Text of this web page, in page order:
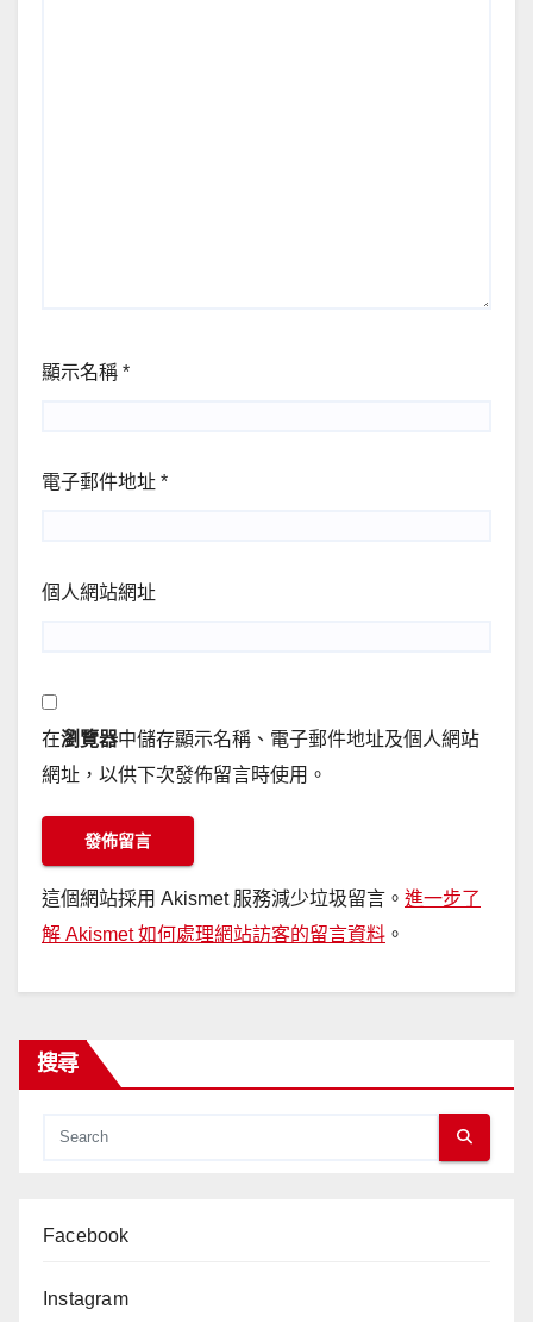
顯示名稱 *
電子郵件地址 *
個人網站網址
在瀏覽器中儲存顯示名稱、電子郵件地址及個人網站
網址，以供下次發佈留言時使用。
這個網站採用 Akismet 服務減少垃圾留言。 進一步了
解 Akismet 如何處理網站訪客的留言資料 。
搜尋
Facebook
Instagram